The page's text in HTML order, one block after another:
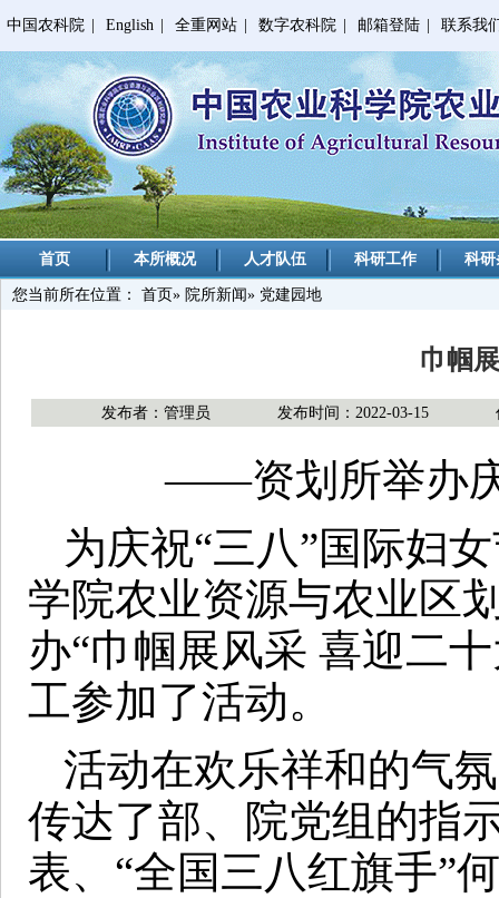
中国农科院 English 全重网站 数字农科院 邮箱登陆 联系我
首页 本所概况 人才队伍 科研工作 科
您当前所在位置： 首页» 院所新闻» 党建园地
巾帼
发布者：管理员 发布时间：2022-03-15
——资划所举办
为庆祝“三八”国际妇
学院农业资源与农业区
办“巾帼展风采 喜迎二
工参加了活动。
活动在欢乐祥和的气
传达了部、院党组的指
表、“全国三八红旗手”